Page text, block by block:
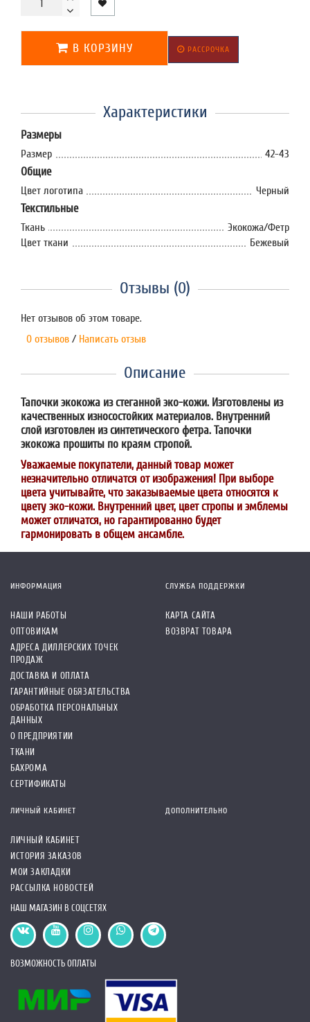
В КОРЗИНУ РАССРОЧКА
Характеристики
Размеры
Размер 42-43
Общие
Цвет логотипа Черный
Текстильные
Ткань
Экокожа/Фетр
Цвет ткани
Бежевый
Отзывы (0)
Нет отзывов об этом товаре.
0 отзывов / Написать отзыв
Описание
Тапочки экокожа из стеганной эко-кожи. Изготовлены из
качественных износостойких материалов. Внутренний
слой изготовлен из синтетического фетра. Тапочки
экокожа прошиты по краям стропой.
Уважаемые покупатели, данный товар может
незначительно отличатся от изображения! При выборе
цвета учитывайте, что заказываемые цвета относятся к
цвету эко-кожи. Внутренний цвет, цвет стропы и эмблемы
может отличатся, но гарантированно будет
гармонировать в общем ансамбле.
ИНФОРМАЦИЯ
НАШИ РАБОТЫ
ОПТОВИКАМ
АДРЕСА ДИЛЛЕРСКИХ ТОЧЕК
ПРОДАЖ
ДОСТАВКА И ОПЛАТА
ГАРАНТИЙНЫЕ ОБЯЗАТЕЛЬСТВА
ОБРАБОТКА ПЕРСОНАЛЬНЫХ
ДАННЫХ
О ПРЕДПРИЯТИИ
ТКАНИ
БАХРОМА
СЕРТИФИКАТЫ
СЛУЖБА ПОДДЕРЖКИ
КАРТА САЙТА
ВОЗВРАТ ТОВАРА
ЛИЧНЫЙ КАБИНЕТ
ЛИЧНЫЙ КАБИНЕТ
ИСТОРИЯ ЗАКАЗОВ
МОИ ЗАКЛАДКИ
РАССЫЛКА НОВОСТЕЙ
ДОПОЛНИТЕЛЬНО
НАШ МАГАЗИН В СОЦСЕТЯХ
ВОЗМОЖНОСТЬ ОПЛАТЫ